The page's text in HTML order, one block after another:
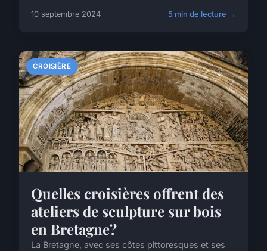
10 septembre 2024 5 min de lecture →
CROISIÈRE
Quelles croisières offrent des
ateliers de sculpture sur bois
en Bretagne?
La Bretagne, avec ses côtes pittoresques et ses